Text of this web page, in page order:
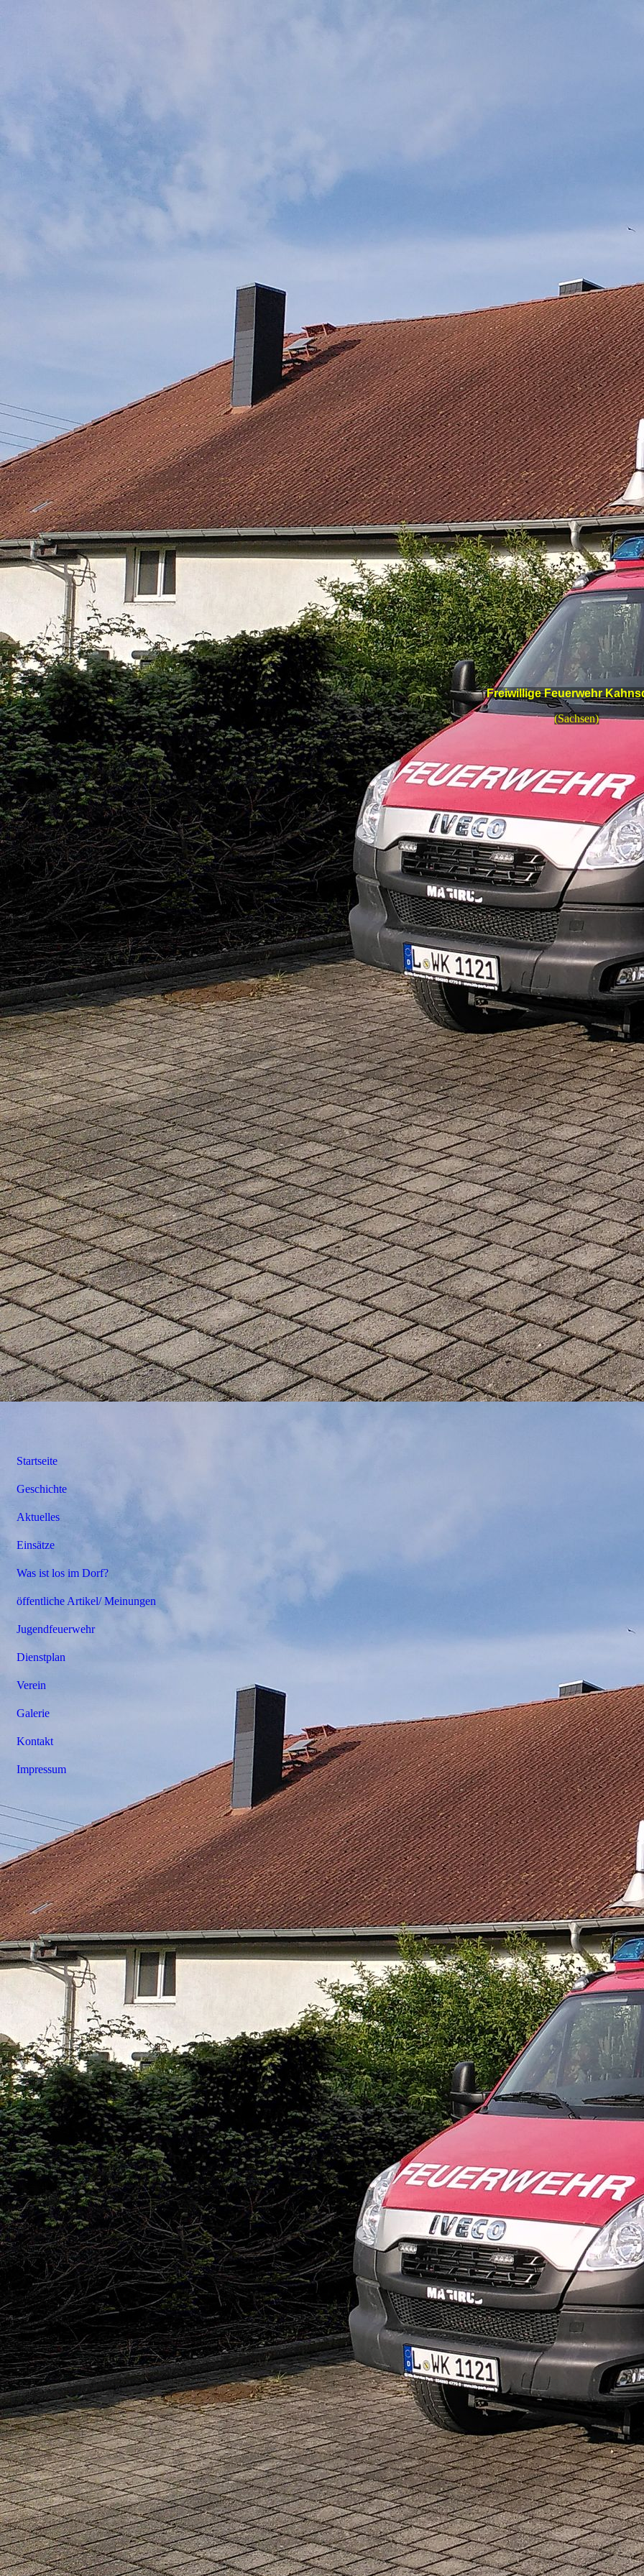
Freiwillige Feuerwehr
(Sachsen)
Startseite
Geschichte
Aktuelles
Einsätze
Was ist los im Dorf?
öffentliche Artikel/ Meinungen
Jugendfeuerwehr
Dienstplan
Verein
Galerie
Kontakt
Impressum